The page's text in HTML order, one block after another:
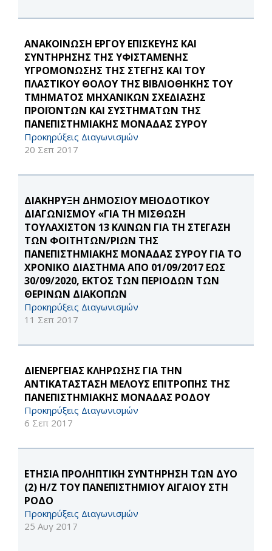
ΑΝΑΚΟΙΝΩΣΗ ΕΡΓΟΥ ΕΠΙΣΚΕΥΗΣ ΚΑΙ
ΣΥΝΤΗΡΗΣΗΣ ΤΗΣ ΥΦΙΣΤΑΜΕΝΗΣ
ΥΓΡΟΜΟΝΩΣΗΣ ΤΗΣ ΣΤΕΓΗΣ ΚΑΙ ΤΟΥ
ΠΛΑΣΤΙΚΟΥ ΘΟΛΟΥ ΤΗΣ ΒΙΒΛΙΟΘΗΚΗΣ ΤΟΥ
ΤΜΗΜΑΤΟΣ ΜΗΧΑΝΙΚΩΝ ΣΧΕΔΙΑΣΗΣ
ΠΡΟΪΟΝΤΩΝ ΚΑΙ ΣΥΣΤΗΜΑΤΩΝ ΤΗΣ
ΠΑΝΕΠΙΣΤΗΜΙΑΚΗΣ ΜΟΝΑΔΑΣ ΣΥΡΟΥ
Προκηρύξεις Διαγωνισμών
20 Σεπ 2017
ΔΙΑΚΗΡΥΞΗ ΔΗΜΟΣΙΟΥ ΜΕΙΟΔΟΤΙΚΟΥ
ΔΙΑΓΩΝΙΣΜΟΥ «ΓΙΑ ΤΗ ΜΙΣΘΩΣΗ
ΤΟΥΛΑΧΙΣΤΟΝ 13 ΚΛΙΝΩΝ ΓΙΑ ΤΗ ΣΤΕΓΑΣΗ
ΤΩΝ ΦΟΙΤΗΤΩΝ/ΡΙΩΝ ΤΗΣ
ΠΑΝΕΠΙΣΤΗΜΙΑΚΗΣ ΜΟΝΑΔΑΣ ΣΥΡΟΥ ΓΙΑ ΤΟ
ΧΡΟΝΙΚΟ ΔΙΑΣΤΗΜΑ ΑΠΟ 01/09/2017 ΕΩΣ
30/09/2020, ΕΚΤΟΣ ΤΩΝ ΠΕΡΙΟΔΩΝ ΤΩΝ
ΘΕΡΙΝΩΝ ΔΙΑΚΟΠΩΝ
Προκηρύξεις Διαγωνισμών
11 Σεπ 2017
ΔΙΕΝΕΡΓΕΙΑΣ ΚΛΗΡΩΣΗΣ ΓΙΑ ΤΗΝ
ΑΝΤΙΚΑΤΑΣΤΑΣΗ ΜΕΛΟΥΣ ΕΠΙΤΡΟΠΗΣ ΤΗΣ
ΠΑΝΕΠΙΣΤΗΜΙΑΚΗΣ ΜΟΝΑΔΑΣ ΡΟΔΟΥ
Προκηρύξεις Διαγωνισμών
6 Σεπ 2017
ΕΤΗΣΙΑ ΠΡΟΛΗΠΤΙΚΗ ΣΥΝΤΗΡΗΣΗ ΤΩΝ ΔΥΟ
(2) Η/Ζ ΤΟΥ ΠΑΝΕΠΙΣΤΗΜΙΟΥ ΑΙΓΑΙΟΥ ΣΤΗ
ΡΟΔΟ
Προκηρύξεις Διαγωνισμών
25 Αυγ 2017